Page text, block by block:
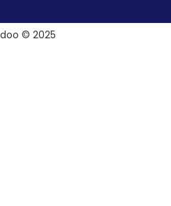
© 2025